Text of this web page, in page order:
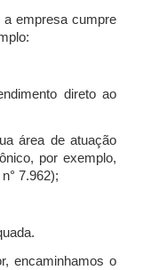
a empresa cumpre
direto ao
área de atuação
por exemplo,
7.962);
encaminhamos o